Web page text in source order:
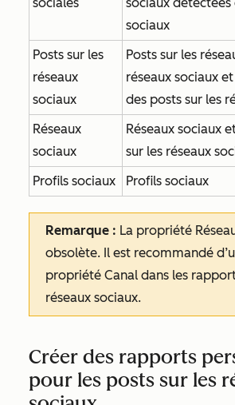
sociaux
Posts sur les
réseaux
sociaux
Posts sur les
réseaux sociaux
des posts sur les
Réseaux
sociaux
Réseaux sociaux
sur les réseaux
Profils sociaux
Profils sociaux
Remarque : La propriété
obsolète. Il est recommandé
propriété Canal dans les
réseaux sociaux.
Créer des rapports
pour les posts sur les